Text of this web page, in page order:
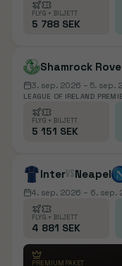
FLYG + BILJETT
5 788 SEK
Shamrock
3. sep. 2026 – 5. sep.
LEAGUE OF IRELAND
FLYG + BILJETT
5 151 SEK
IntervsNeapel
4. sep. 2026 – 6. sep.
FLYG + BILJETT
4 881 SEK
PREMIUMPAKET